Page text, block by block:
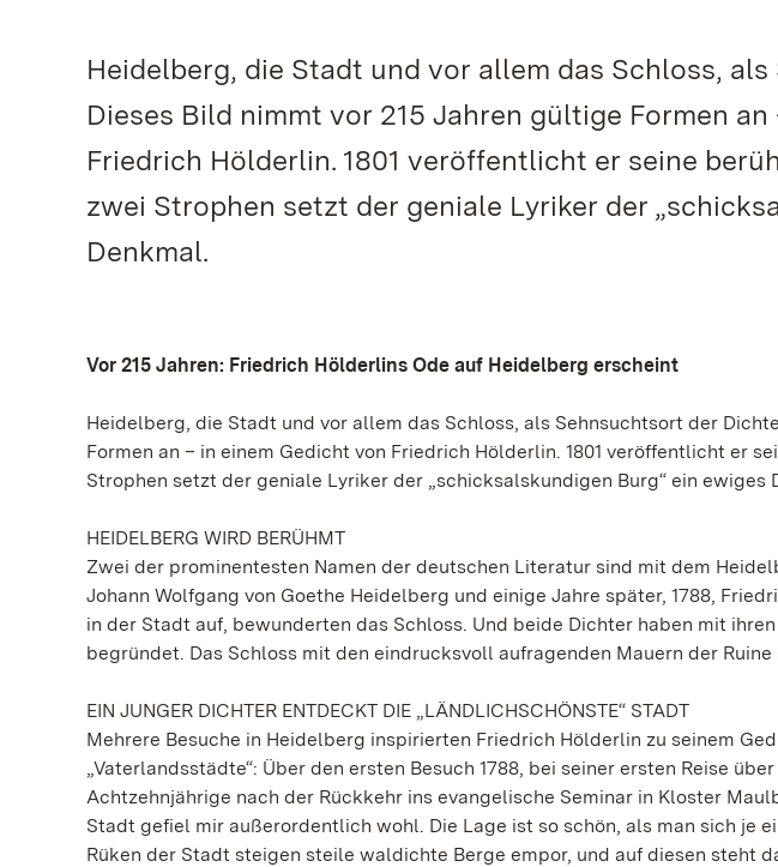
Heidelberg, die Stadt und vor allem das Schloss,
Dieses Bild nimmt vor 215 Jahren gültige Formen
Friedrich Hölderlin. 1801 veröffentlicht er seine
zwei Strophen setzt der geniale Lyriker der
Denkmal.
Vor 215 Jahren: Friedrich Hölderlins Ode auf Heidelberg erscheint
Heidelberg, die Stadt und vor allem das Schloss, als Sehnsuchtsort der
Formen an – in einem Gedicht von Friedrich Hölderlin. 1801 veröffentlicht er
Strophen setzt der geniale Lyriker der „schicksalskundigen Burg“ ein ewiges
HEIDELBERG WIRD BERÜHMT
Zwei der prominentesten Namen der deutschen Literatur sind mit dem
Johann Wolfgang von Goethe Heidelberg und einige Jahre später, 1788,
in der Stadt auf, bewunderten das Schloss. Und beide Dichter haben mit
begründet. Das Schloss mit den eindrucksvoll aufragenden Mauern der
EIN JUNGER DICHTER ENTDECKT DIE „LÄNDLICHSCHÖNSTE“ STADT
Mehrere Besuche in Heidelberg inspirierten Friedrich Hölderlin zu seinem
„Vaterlandsstädte“: Über den ersten Besuch 1788, bei seiner ersten Reise
Achtzehnjährige nach der Rückkehr ins evangelische Seminar in Kloster
Stadt gefiel mir außerordentlich wohl. Die Lage ist so schön, als man sich je
Rüken der Stadt steigen steile waldichte Berge empor, und auf diesen steht